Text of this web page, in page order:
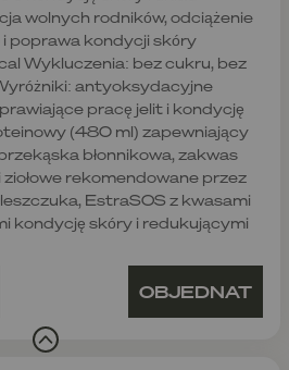
wolnych rodników, odciążenie
poprawa kondycji skóry
Wykluczenia: bez cukru, bez
antyoksydacyjne
pracę jelit i kondycję
(480 ml) zapewniający
błonnikowa, zakwas
rekomendowane przez
EstraSOS z kwasami
kondycję skóry i redukującymi
OBJEDNAT